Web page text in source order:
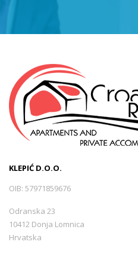
KLEPIĆ D.O.O.
OIB: 57971859676
Odranska 23
10412 Donja Lomnica
Hrvatska